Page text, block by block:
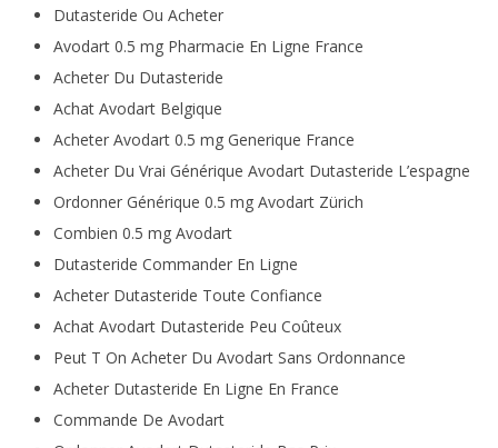
Dutasteride Ou Acheter
Avodart 0.5 mg Pharmacie En Ligne France
Acheter Du Dutasteride
Achat Avodart Belgique
Acheter Avodart 0.5 mg Generique France
Acheter Du Vrai Générique Avodart Dutasteride L’espagne
Ordonner Générique 0.5 mg Avodart Zürich
Combien 0.5 mg Avodart
Dutasteride Commander En Ligne
Acheter Dutasteride Toute Confiance
Achat Avodart Dutasteride Peu Coûteux
Peut T On Acheter Du Avodart Sans Ordonnance
Acheter Dutasteride En Ligne En France
Commande De Avodart